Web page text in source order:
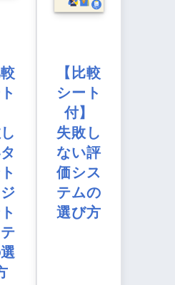
較
【比較
シート
付】
失敗し
ない評
価シス
テムの
選び方